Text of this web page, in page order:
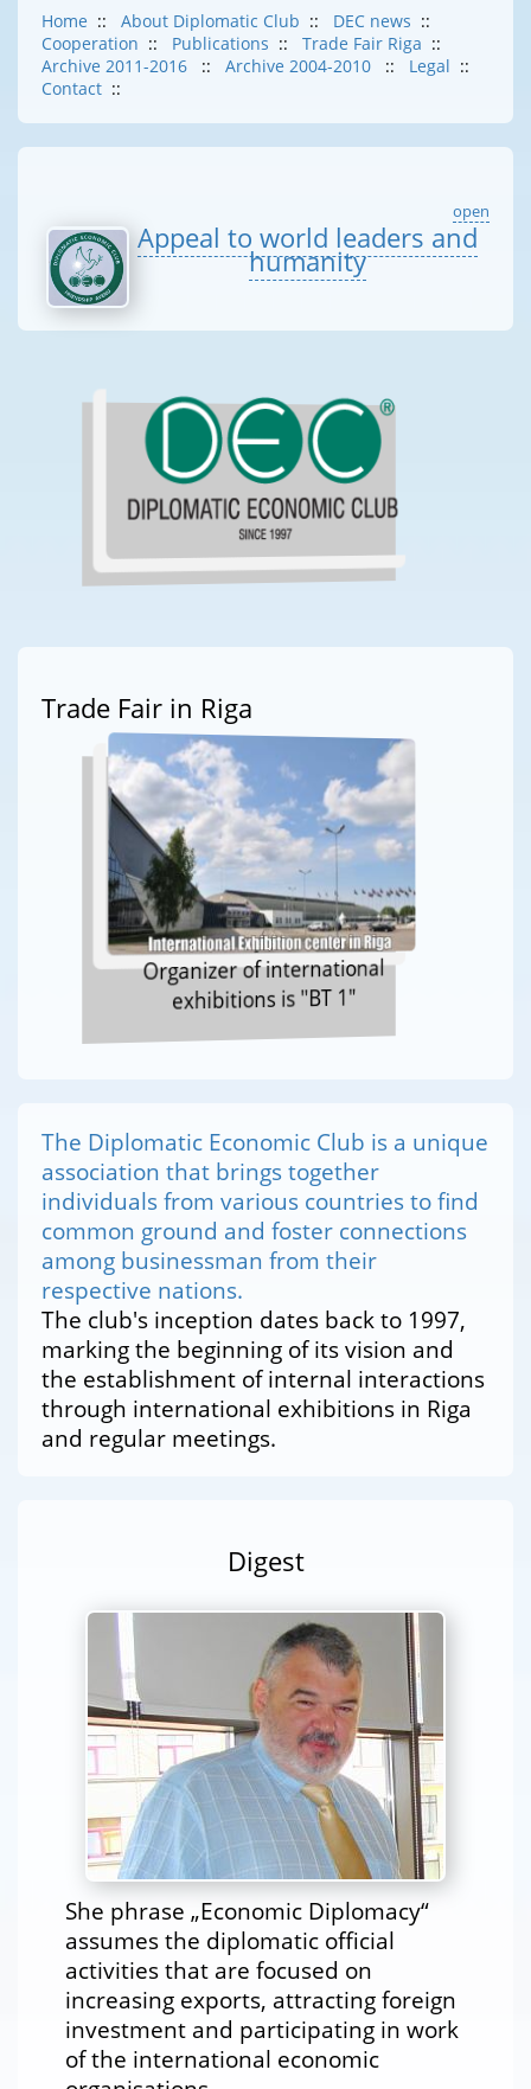
Home :: About Diplomatic Club :: DEC news ::
Cooperation :: Publications :: Trade Fair Riga ::
Archive 2011-2016
:: Archive 2004-2010 :: Legal ::
Contact ::
open
Appeal to world leaders and
humanity
Trade Fair in Riga
Organizer of international
exhibitions is "BT 1"
The Diplomatic Economic Club is a unique
association that brings together
individuals from various countries to find
common ground and foster connections
among businessman from their
respective nations.
The club's inception dates back to 1997,
marking the beginning of its vision and
the establishment of internal interactions
through international exhibitions in Riga
and regular meetings.
Digest
She phrase „Economic Diplomacy“
assumes the diplomatic official
activities that are focused on
increasing exports, attracting foreign
investment and participating in work
of the international economic